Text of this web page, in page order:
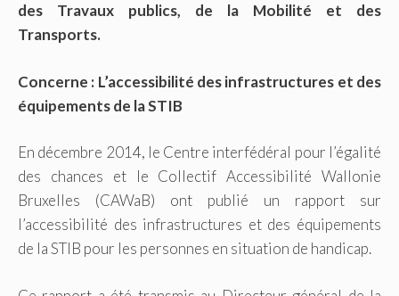
des Travaux publics, de la Mobilité et des
Transports.
Concerne : L’accessibilité des infrastructures et des
équipements de la STIB
En décembre 2014, le Centre interfédéral pour l’égalité
des chances et le Collectif Accessibilité Wallonie
Bruxelles (CAWaB) ont publié un rapport sur
l’accessibilité des infrastructures et des équipements
de la STIB pour les personnes en situation de handicap.